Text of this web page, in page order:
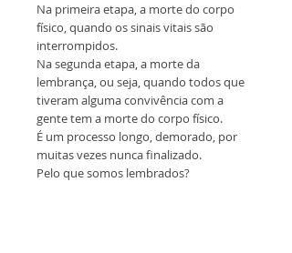
Na primeira etapa, a morte do corpo
físico, quando os sinais vitais são
interrompidos.
Na segunda etapa, a morte da
lembrança, ou seja, quando todos que
tiveram alguma convivência com a
gente tem a morte do corpo físico.
É um processo longo, demorado, por
muitas vezes nunca finalizado.
Pelo que somos lembrados?